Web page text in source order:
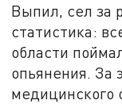
Выпил, сел за
статистика:
области
опьянения. За
медицинского